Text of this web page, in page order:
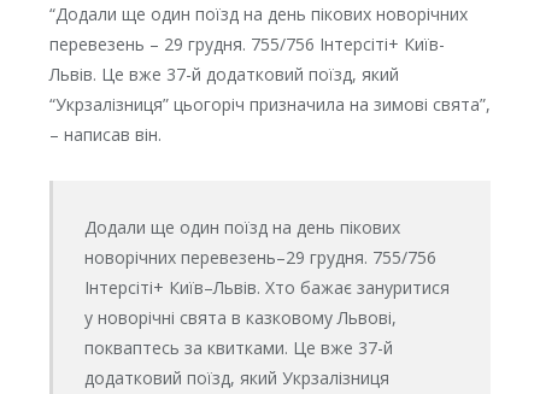
“Додали ще один поїзд на день пікових новорічних
перевезень – 29 грудня. 755/756 Інтерсіті+ Київ-
Львів. Це вже 37-й додатковий поїзд, який
“Укрзалізниця” цьогоріч призначила на зимові свята”,
– написав він.
Додали ще один поїзд на день пікових
новорічних перевезень–29 грудня. 755/756
Інтерсіті+ Київ–Львів. Хто бажає зануритися
у новорічні свята в казковому Львові,
покваптесь за квитками. Це вже 37-й
додатковий поїзд, який Укрзалізниця